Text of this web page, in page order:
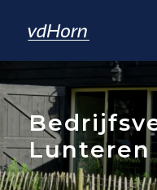
Lunteren